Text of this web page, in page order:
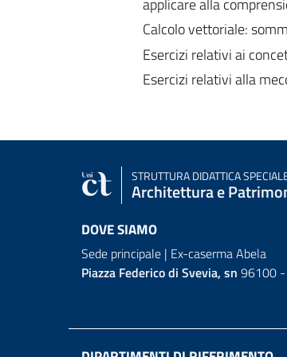
Calcolo vettoriale:
Esercizi relativi ai
Esercizi relativi alla
STRUTTURA DIDATTICA
Architettura e
DOVE SIAMO
Sede principale | Ex-caserma Abela
Piazza Federico di Svevia, sn 96100 -